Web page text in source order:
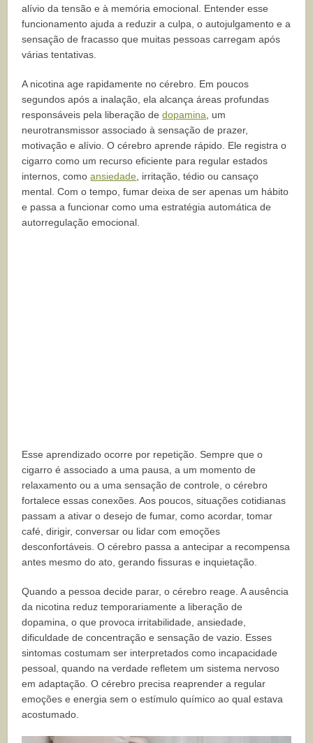
alívio da tensão e à memória emocional. Entender esse
funcionamento ajuda a reduzir a culpa, o autojulgamento e a
sensação de fracasso que muitas pessoas carregam após
várias tentativas.
A nicotina age rapidamente no cérebro. Em poucos
segundos após a inalação, ela alcança áreas profundas
responsáveis pela liberação dedopamina, um
neurotransmissor associado à sensação de prazer,
motivação e alívio. O cérebro aprende rápido. Ele registra o
cigarro como um recurso eficiente para regular estados
internos, comoansiedade, irritação, tédio ou cansaço
mental. Com o tempo, fumar deixa de ser apenas um hábito
e passa a funcionar como uma estratégia automática de
autorregulação emocional.
Esse aprendizado ocorre por repetição. Sempre que o
cigarro é associado a uma pausa, a um momento de
relaxamento ou a uma sensação de controle, o cérebro
fortalece essas conexões. Aos poucos, situações cotidianas
passam a ativar o desejo de fumar, como acordar, tomar
café, dirigir, conversar ou lidar com emoções
desconfortáveis. O cérebro passa a antecipar a recompensa
antes mesmo do ato, gerando fissuras e inquietação.
Quando a pessoa decide parar, o cérebro reage. A ausência
da nicotina reduz temporariamente a liberação de
dopamina, o que provoca irritabilidade, ansiedade,
dificuldade de concentração e sensação de vazio. Esses
sintomas costumam ser interpretados como incapacidade
pessoal, quando na verdade refletem um sistema nervoso
em adaptação. O cérebro precisa reaprender a regular
emoções e energia sem o estímulo químico ao qual estava
acostumado.